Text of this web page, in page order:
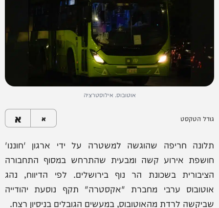
אוטובוס. אילוסטרציה
גודל הטקסט א א
תלונה חריפה שהוגשה למשטרה על ידי ארגון 'חוננו'
חושפת אירוע קשה ומבעית שהתרחש במסוף התחבורה
הציבורית בשכונת הר נוף בירושלים. לפי הדיווח, נהג
אוטובוס ערבי מחברת "אקסטרה" תקף נוסעת יהודייה
שביקשה לרדת מהאוטובוס, במעשים הגובלים בניסיון רצח.